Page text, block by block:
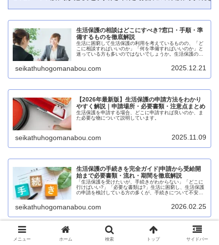
生活保護の相談はどこにすべき?窓口・手順・準
備するものを徹底解説
生活に困窮して生活保護の利用を考えているものの、「ど
こに相談すればいいのか」「何を準備すればいいのか」と
迷っている方も多いのではないでしょうか。生活保護の相
seikathuhogomanabou.com 2025.12.21
【2026年最新版】生活保護の申請方法をわかり
やすく解説｜申請場所・必要書類・注意点まとめ
生活保護を申請する場合、どこに申請すれば良いのか、ま
た必要な物について説明しています。
seikathuhogomanabou.com 2025.11.09
生活保護の手続きを完全ガイド|申請から受給開
始まで必要書類・流れ・期間を徹底解説
「生活保護を受けたいが、手続きがわからない」「どこに
行けばいい?」「必要な書類は?」生活に困窮し、生活保護
の申請を検討している方の多くが、手続きについて不安や
seikathuhogomanabou.com 2026.02.25
ケースワーカーへの申告と相談の重要性
メニュー ホーム 検索 トップ サイドバー